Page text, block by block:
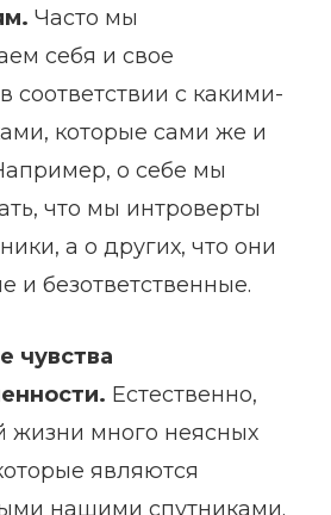
Часто мы
себя и свое
соответствии с какими-
которые сами же и
о себе мы
что мы интроверты
а о других, что они
и безответственные.
чувства
Естественно,
жизни много неясных
являются
нашими спутниками.